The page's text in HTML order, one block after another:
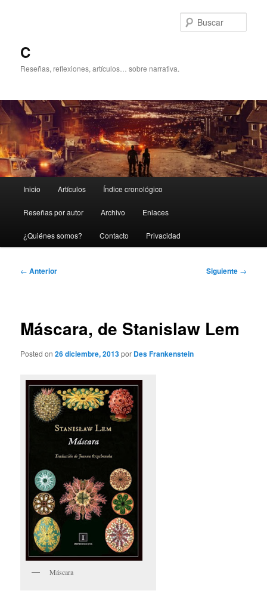
C
Reseñas, reflexiones, artículos… sobre narrativa.
principal
Inicio Artículos Índice cronológico
Reseñas por autor Archivo Enlaces
¿Quiénes somos? Contacto Privacidad
Navegación
← Anterior Siguiente →
Máscara, de Stanislaw Lem
Posted on26 diciembre, 2013por Des Frankenstein
Máscara